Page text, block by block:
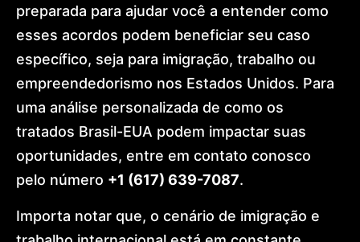
preparada para ajudar você a entender como
esses acordos podem beneficiar seu caso
específico, seja para imigração, trabalho ou
empreendedorismo nos Estados Unidos. Para
uma análise personalizada de como os
tratados Brasil-EUA podem impactar suas
oportunidades, entre em contato conosco
pelo número +1 (617) 639-7087.
Importa notar que, o cenário de imigração e